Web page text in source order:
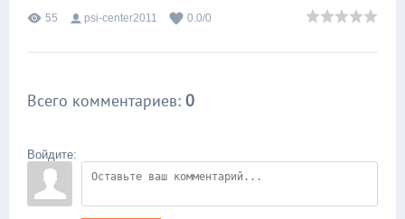
55 psi-center2011 0.0/0
Всего комментариев: 0
Войдите: